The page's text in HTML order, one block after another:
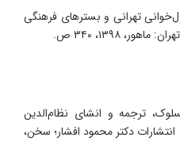
تهرانی و بسترهای فرهنگی
۱۳۹۸، ۳۴۰ ص.
ترجمه و انشای نظام‌الدین
دکتر محمود افشار؛ سخن،